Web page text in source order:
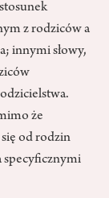
z rodziców a
innymi słowy,
że
od rodzin
specyficznymi